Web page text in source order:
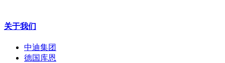
关于我们
中迪集团
德国库恩